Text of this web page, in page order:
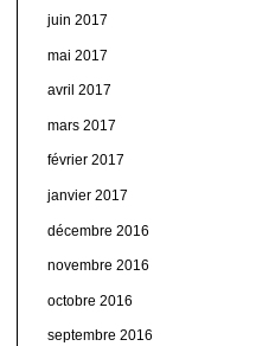
juin 2017
mai 2017
avril 2017
mars 2017
février 2017
janvier 2017
décembre 2016
novembre 2016
octobre 2016
septembre 2016